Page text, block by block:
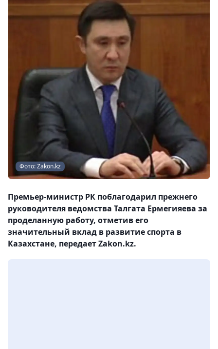
Фото: Zakon.kz
Премьер-министр РК поблагодарил прежнего
руководителя ведомства Талгата Ермегияева за
проделанную работу, отметив его
значительный вклад в развитие спорта в
Казахстане, передает Zakon.kz.